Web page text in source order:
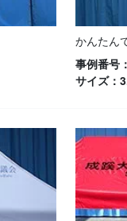
かんたん
事例番号
サイズ：